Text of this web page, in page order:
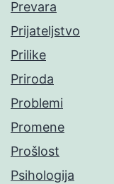
Prevara
Prijateljstvo
Prilike
Priroda
Problemi
Promene
Prošlost
Psihologija